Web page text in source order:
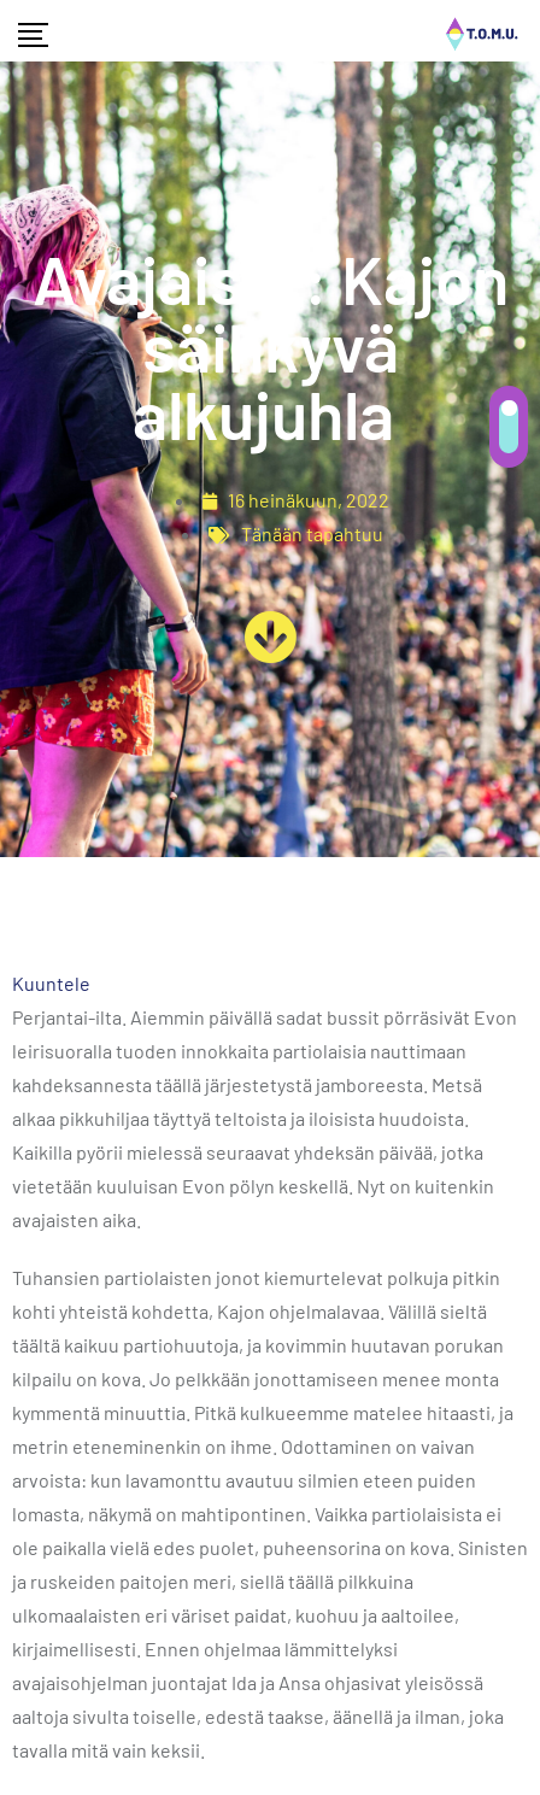
Avajaiset: Kajon
säihkyvä
alkujuhla
16 heinäkuun, 2022
Tänään tapahtuu
Kuuntele
Perjantai-ilta. Aiemmin päivällä sadat bussit pörräsivät Evon
leirisuoralla tuoden innokkaita partiolaisia nauttimaan
kahdeksannesta täällä järjestetystä jamboreesta. Metsä
alkaa pikkuhiljaa täyttyä teltoista ja iloisista huudoista.
Kaikilla pyörii mielessä seuraavat yhdeksän päivää, jotka
vietetään kuuluisan Evon pölyn keskellä. Nyt on kuitenkin
avajaisten aika.
Tuhansien partiolaisten jonot kiemurtelevat polkuja pitkin
kohti yhteistä kohdetta, Kajon ohjelmalavaa. Välillä sieltä
täältä kaikuu partiohuutoja, ja kovimmin huutavan porukan
kilpailu on kova. Jo pelkkään jonottamiseen menee monta
kymmentä minuuttia. Pitkä kulkueemme matelee hitaasti, ja
metrin eteneminenkin on ihme. Odottaminen on vaivan
arvoista: kun lavamonttu avautuu silmien eteen puiden
lomasta, näkymä on mahtipontinen. Vaikka partiolaisista ei
ole paikalla vielä edes puolet, puheensorina on kova. Sinisten
ja ruskeiden paitojen meri, siellä täällä pilkkuina
ulkomaalaisten eri väriset paidat, kuohuu ja aaltoilee,
kirjaimellisesti. Ennen ohjelmaa lämmittelyksi
avajaisohjelman juontajat Ida ja Ansa ohjasivat yleisössä
aaltoja sivulta toiselle, edestä taakse, äänellä ja ilman, joka
tavalla mitä vain keksii.